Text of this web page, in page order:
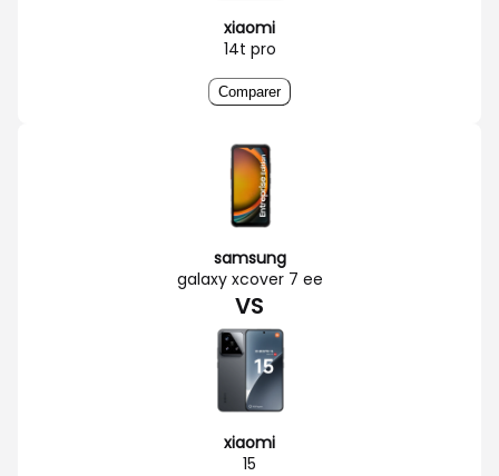
xiaomi
14t pro
Comparer
samsung
galaxy xcover 7 ee
VS
xiaomi
15